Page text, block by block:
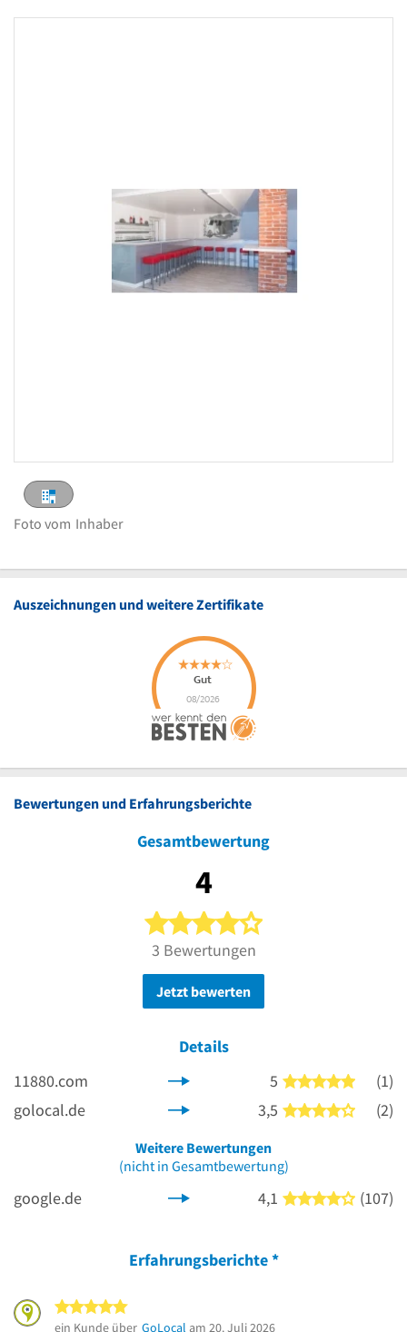
Foto vom Inhaber
Auszeichnungen und weitere Zertifikate
Bewertungen und Erfahrungsberichte
Gesamtbewertung
4
4 von 5 Sternen
3 Bewertungen
Jetzt bewerten
Details
11880.com
5 5 von 5
(1)
golocal.de
3,5 4 von 5
(2)
Weitere Bewertungen
(nicht in Gesamtbewertung)
google.de 4,1 4 von 5
(107)
Erfahrungsberichte*
ein Kunde über GoLocal am 20. Juli 2026